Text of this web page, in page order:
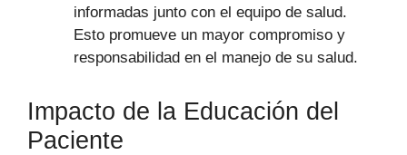
informadas junto con el equipo de salud.
Esto promueve un mayor compromiso y
responsabilidad en el manejo de su salud.
Impacto de la Educación del
Paciente